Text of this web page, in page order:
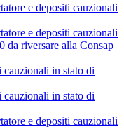
e depositi cauzionali
e depositi cauzionali
da riversare alla Consap
in stato di
in stato di
e depositi cauzionali